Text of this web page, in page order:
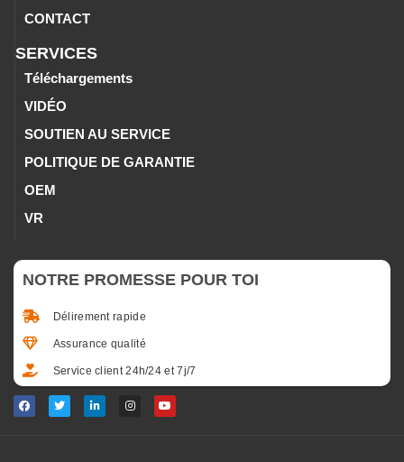
CONTACT
SERVICES
Téléchargements
VIDÉO
SOUTIEN AU SERVICE
POLITIQUE DE GARANTIE
OEM
VR
NOTRE PROMESSE POUR TOI
Délirement rapide
Assurance qualité
Service client 24h/24 et 7j/7